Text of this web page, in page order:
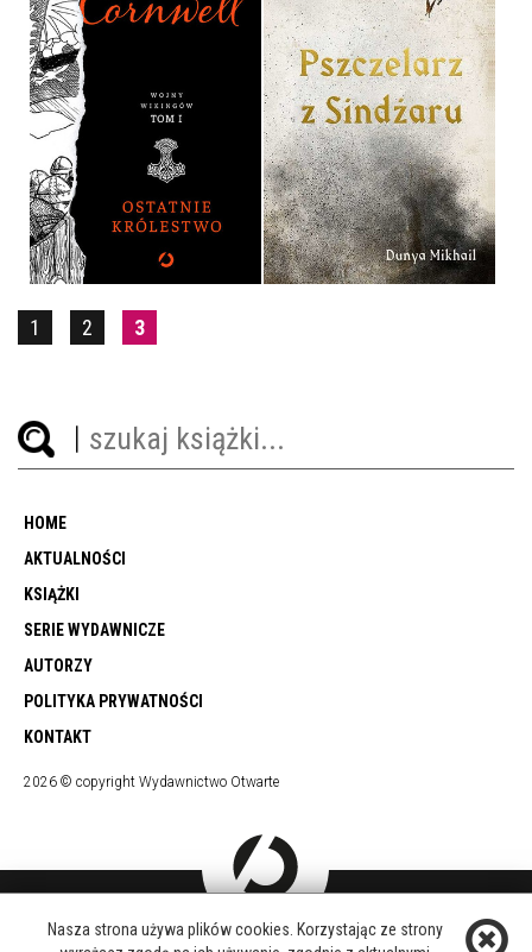
OSTATNIE KRÓLESTWO
BERNARD CORNWELL
OPRAWA TWARDA
54,90 ZŁ
PSZCZELARZ Z SINDŻARU
DUNYA MIKHAIL
OPRAWA TWARDA
39,90 ZŁ
1 2 3
HOME
AKTUALNOŚCI
KSIĄŻKI
SERIE WYDAWNICZE
AUTORZY
POLITYKA PRYWATNOŚCI
KONTAKT
2026 © copyright Wydawnictwo Otwarte
DOŁĄCZ DO NAS
Nasza strona używa plików cookies. Korzystając ze strony